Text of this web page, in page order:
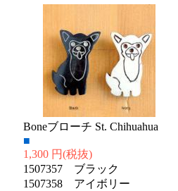
Boneブローチ St. Chihuahua
■
1,300 円(税抜)
1507357 ブラック
1507358 アイボリー